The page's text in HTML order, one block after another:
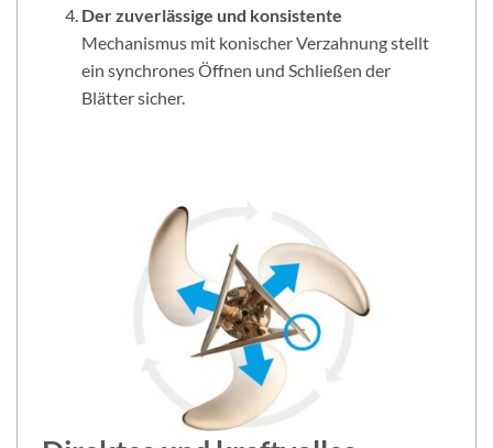
Der zuverlässige und konsistente
Mechanismus mit konischer Verzahnung stellt
ein synchrones Öffnen und Schließen der
Blätter sicher.